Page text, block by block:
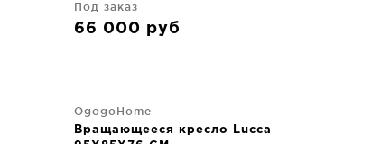
Под заказ
66 000 руб
OgogoHome
Вращающееся кресло Lucca